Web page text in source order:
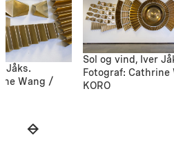
Jåks.
Wang /
Sol og vind, Iver
Fotograf: Cathrine
KORO